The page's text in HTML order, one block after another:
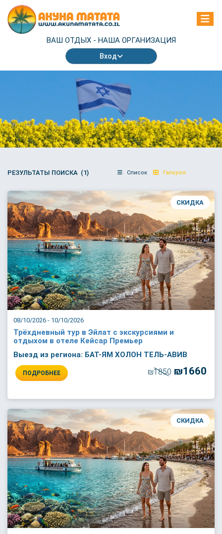
ВАШ ОТДЫХ - НАША ОРГАНИЗАЦИЯ
Вход
РЕЗУЛЬТАТЫ ПОИСКА (1) Список Галерея
08/10/2026 - 10/10/2026
СКИДКА
Трёхдневный тур в Эйлат с экскурсиями и
отдыхом в отеле Кейсар Премьер
Выезд из региона: БАТ-ЯМ ХОЛОН ТЕЛЬ-АВИВ
ПОДРОБНЕЕ ₪1850 ₪1660
СКИДКА